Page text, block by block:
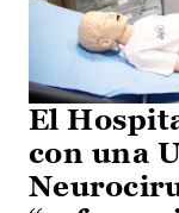
El
con una